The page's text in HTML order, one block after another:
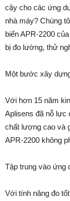
cậy cho các ứng
nhà máy? Chúng
biến APR-2200
bị đo lường, thử
Một bước xây
Với hơn 15 năm
Aplisens đã nỗ lực
chất lượng cao và
APR-2200 không
Tập trung vào ứng
Với tính năng đo